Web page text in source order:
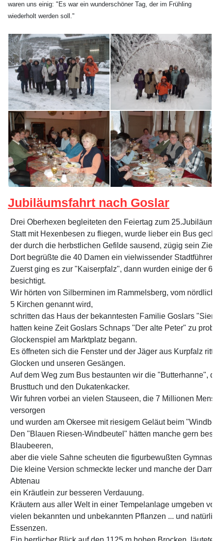
waren uns einig: "Es war ein wunderschöner Tag, der im Frühling
wiederholt werden soll."
Jubiläumsfahrt nach Goslar
Drei Oberhexen begleiteten den Feiertag zum 25.Jubiläum
Statt mit Hexenbesen zu fliegen, wurde lieber ein Bus
der durch die herbstlichen Gefilde sausend, zügig sein Ziel
Dort begrüßte die 40 Damen ein vielwissender Stadtführer.
Zuerst ging es zur "Kaiserpfalz", dann wurden einige der
besichtigt.
Wir hörten von Silberminen im Rammelsberg, vom
5 Kirchen genannt wird,
schritten das Haus der bekanntesten Familie Goslars
hatten keine Zeit Goslars Schnaps "Der alte Peter" zu
Glockenspiel am Marktplatz begann.
Es öffneten sich die Fenster und der Jäger aus Kurpfalz ritt
Glocken und unseren Gesängen.
Auf dem Weg zum Bus bestaunten wir die "Butterhanne",
Brusttuch und den Dukatenkacker.
Wir fuhren vorbei an vielen Stauseen, die 7 Millionen
versorgen
und wurden am Okersee mit riesigem Geläut beim
Den "Blauen Riesen-Windbeutel" hätten manche gern
Blaubeeren,
aber die viele Sahne scheuten die figurbewußten
Die kleine Version schmeckte lecker und manche der
Abtenau
ein Kräutlein zur besseren Verdauung.
Kräutern aus aller Welt in einer Tempelanlage umgeben
vielen bekannten und unbekannten Pflanzen ... und
Essenzen.